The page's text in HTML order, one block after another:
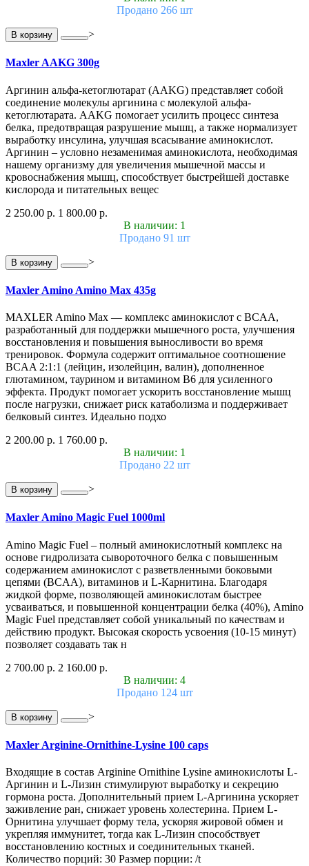
Продано 266 шт
В корзину >
Maxler AAKG 300g
Аргинин альфа-кетоглютарат (AAKG) представляет собой
соединение молекулы аргинина с молекулой альфа-
кетоглютарата. AAKG помогает усилить процесс синтеза
белка, предотвращая разрушение мышц, а также нормализует
выработку инсулина, улучшая всасывание аминокислот.
Аргинин – условно незаменимая аминокислота, необходимая
нашему организму для увеличения мышечной массы и
кровоснабжения мышц, способствует быстрейшей доставке
кислорода и питательных вещес
2 250.00 р. 1 800.00 р.
В наличии: 1
Продано 91 шт
В корзину >
Maxler Amino Amino Max 435g
MAXLER Amino Max — комплекс аминокислот с BCAA,
разработанный для поддержки мышечного роста, улучшения
восстановления и повышения выносливости во время
тренировок. Формула содержит оптимальное соотношение
BCAA 2:1:1 (лейцин, изолейцин, валин), дополненное
глютамином, таурином и витамином B6 для усиленного
эффекта. Продукт помогает ускорить восстановление мышц
после нагрузки, снижает риск катаболизма и поддерживает
белковый синтез. Идеально подхо
2 200.00 р. 1 760.00 р.
В наличии: 1
Продано 22 шт
В корзину >
Maxler Amino Magic Fuel 1000ml
Amino Magic Fuel – полный аминокислотный комплекс на
основе гидролизата сывороточного белка с повышенным
содержанием аминокислот с разветвленными боковыми
цепями (BCAA), витаминов и L-Карнитина. Благодаря
жидкой форме, позволяющей аминокислотам быстрее
усваиваться, и повышенной концентрации белка (40%), Amino
Magic Fuel представляет собой уникальный по качествам и
действию продукт. Высокая скорость усвоения (10-15 минут)
позволяет создавать так н
2 700.00 р. 2 160.00 р.
В наличии: 4
Продано 124 шт
В корзину >
Maxler Arginine-Ornithine-Lysine 100 caps
Входящие в состав Arginine Ornithine Lysine аминокислоты L-
Аргинин и L-Лизин стимулируют выработку и секрецию
гормона роста. Дополнительный прием L-Аргинина ускоряет
заживление ран, снижает уровень холестерина. Прием L-
Орнитина улучшает форму тела, ускоряя жировой обмен и
укрепляя иммунитет, тогда как L-Лизин способствует
восстановлению костных и соединительных тканей.
Количество порций: 30 Размер порции: /t